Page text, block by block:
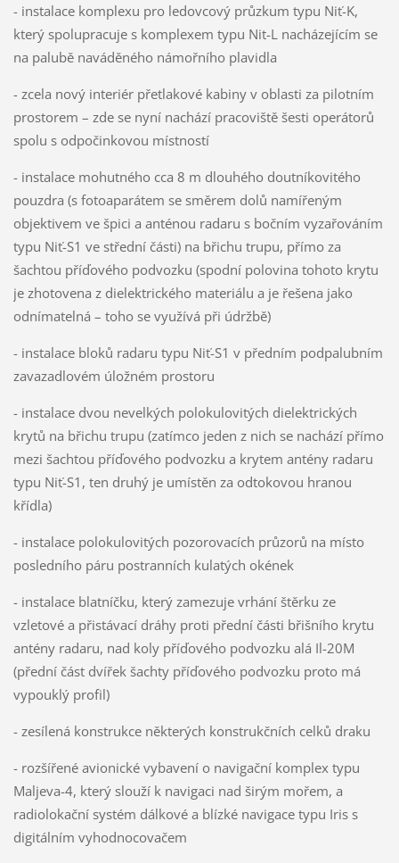
- instalace komplexu pro ledovcový průzkum typu Niť-K,
který spolupracuje s komplexem typu Nit-L nacházejícím se
na palubě naváděného námořního plavidla
- zcela nový interiér přetlakové kabiny v oblasti za pilotním
prostorem – zde se nyní nachází pracoviště šesti operátorů
spolu s odpočinkovou místností
- instalace mohutného cca 8 m dlouhého doutníkovitého
pouzdra (s fotoaparátem se směrem dolů namířeným
objektivem ve špici a anténou radaru s bočním vyzařováním
typu Niť-S1 ve střední části) na břichu trupu, přímo za
šachtou příďového podvozku (spodní polovina tohoto krytu
je zhotovena z dielektrického materiálu a je řešena jako
odnímatelná – toho se využívá při údržbě)
- instalace bloků radaru typu Niť-S1 v předním podpalubním
zavazadlovém úložném prostoru
- instalace dvou nevelkých polokulovitých dielektrických
krytů na břichu trupu (zatímco jeden z nich se nachází přímo
mezi šachtou příďového podvozku a krytem antény radaru
typu Niť-S1, ten druhý je umístěn za odtokovou hranou
křídla)
- instalace polokulovitých pozorovacích průzorů na místo
posledního páru postranních kulatých okének
- instalace blatníčku, který zamezuje vrhání štěrku ze
vzletové a přistávací dráhy proti přední části břišního krytu
antény radaru, nad koly příďového podvozku alá Il-20M
(přední část dvířek šachty příďového podvozku proto má
vypouklý profil)
- zesílená konstrukce některých konstrukčních celků draku
- rozšířené avionické vybavení o navigační komplex typu
Maljeva-4, který slouží k navigaci nad širým mořem, a
radiolokační systém dálkové a blízké navigace typu Iris s
digitálním vyhodnocovačem